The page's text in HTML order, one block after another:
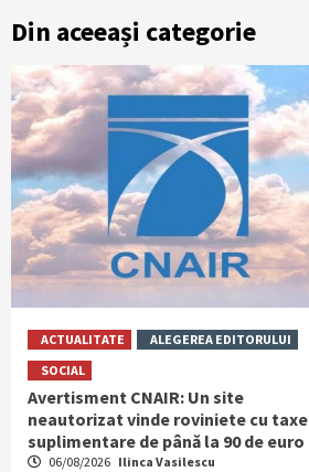
Din aceeași categorie
ACTUALITATE
ALEGEREA EDITORULUI
SOCIAL
Avertisment CNAIR: Un site
neautorizat vinde roviniete cu taxe
suplimentare de până la 90 de euro
06/08/2026 Ilinca Vasilescu